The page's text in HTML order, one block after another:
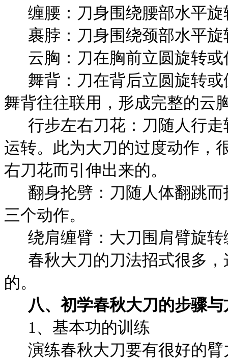
缠腰：刀身围绕腰部水平旋
裹脖：刀身围绕颈部水平旋
云胸：刀在胸前立圆旋转
舞背：刀在背后立圆旋转
舞背往往联用，形成完整的云
行步左右刀花：刀随人行
运转。此为大刀的过度动作，
右刀花而引伸出来的。
翻身抡劈：刀随人体翻跳
三个动作。
绕肩缠臂：大刀围肩臂旋转
春秋大刀的刀法招式很多
的。
八、初学春秋大刀的步骤与
1 、基本功的训练
演练春秋大刀要有很好的